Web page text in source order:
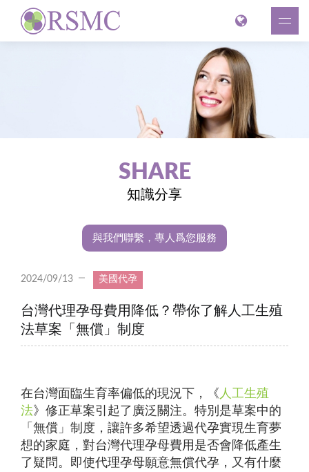
SHARE
知識分享
與我們聯繫，專人爲您服務
2024/09/13 美國代孕
台灣代理孕母費用降低？帶你了解人工生殖
法草案「無償」制度
在台灣面臨生育率偏低的現況下，《 人工生殖
法》修正草案引起了廣泛關注。特別是草案中的
「無償」制度，讓許多希望透過代孕實現生育夢
想的家庭，對台灣代理孕母費用是否會降低產生
了疑問。即使代理孕母願意無償代孕，又有什麼